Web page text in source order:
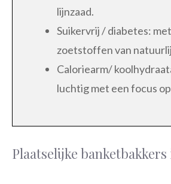
lijnzaad.
Suikervrij / diabetes:
zoetstoffen van
Caloriearm/
luchtig met een focus
Plaatselijke